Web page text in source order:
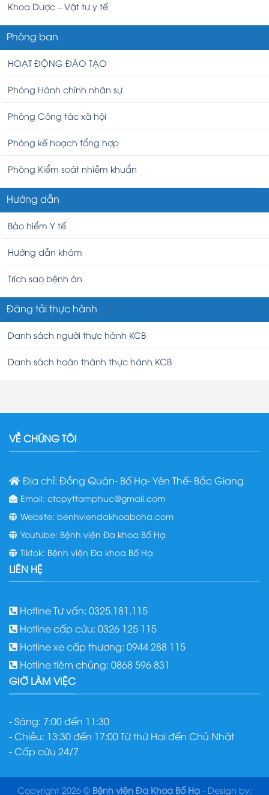
Khoa Dược – Vật tư y tế
Phòng ban
HOẠT ĐỘNG ĐÀO TẠO
Phòng Hành chính nhân sự
Phòng Công tác xã hội
Phòng kế hoạch tổng hợp
Phòng Kiểm soát nhiễm khuẩn
Hướng dẫn
Bảo hiểm Y tế
Hướng dẫn khám
Trích sao bệnh án
Đăng tải thực hành
Danh sách người thực hành KCB
Danh sách hoàn thành thực hành KCB
VỀ CHÚNG TÔI
Địa chỉ: Đồng Quán- Bố Hạ- Yên Thế- Bắc Giang
Email: ctcpyttamphuc@gmail.com
Website: benhviendakhoaboha.com
Youtube: Bệnh viện Đa khoa Bố Hạ
Tiktok: Bệnh viện Đa khoa Bố Hạ
LIÊN HỆ
Hotline Tư vấn: 0325.181.115
Hotline cấp cứu: 0326 125 115
Hotline xe cấp thương: 0944 288 115
Hotline tiêm chủng: 0868 596 831
GIỜ LÀM VIỆC
- Sáng: 7:00 đến 11:30
- Chiều: 13:30 đến 17:00 Từ thứ Hai đến Chủ Nhật
- Cấp cứu 24/7
Copyright 2026 © Bệnh viện Đa Khoa Bố Hạ- Design by: